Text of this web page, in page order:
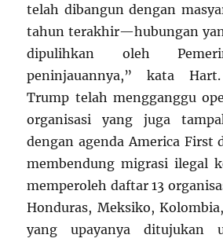
telah dibangun dengan
tahun terakhir—hubungan
dipulihkan oleh
peninjauannya,” kata
Trump telah mengganggu
organisasi yang juga
dengan agenda America First
membendung migrasi ilegal
memperoleh daftar 13
Honduras, Meksiko,
yang upayanya ditujukan